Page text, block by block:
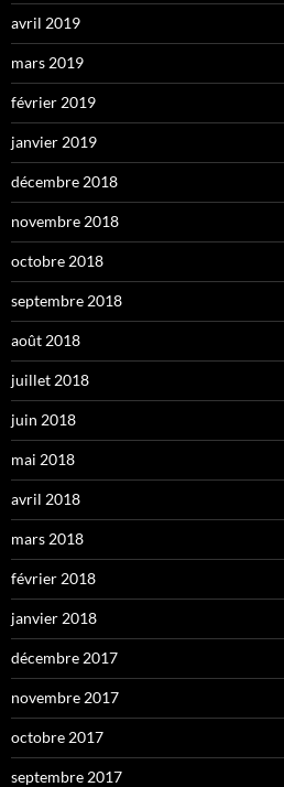
avril 2019
mars 2019
février 2019
janvier 2019
décembre 2018
novembre 2018
octobre 2018
septembre 2018
août 2018
juillet 2018
juin 2018
mai 2018
avril 2018
mars 2018
février 2018
janvier 2018
décembre 2017
novembre 2017
octobre 2017
septembre 2017